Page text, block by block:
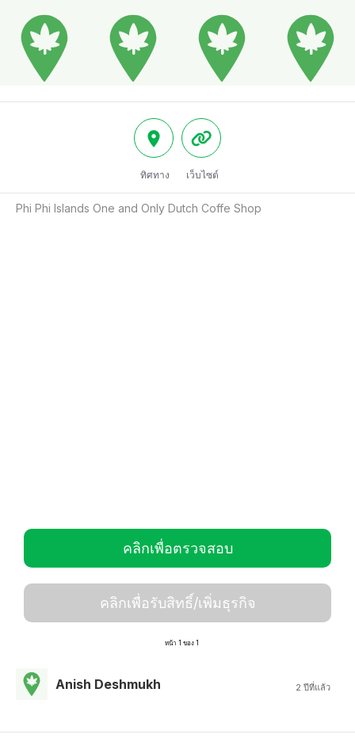
ทิศทาง เว็บไซต์
Phi Phi Islands One and Only Dutch Coffe Shop
คลิกเพื่อตรวจสอบ
คลิกเพื่อรับสิทธิ์/เพิ่มธุรกิจ
หน้า 1 ของ 1
Anish Deshmukh 2 ปีที่แล้ว